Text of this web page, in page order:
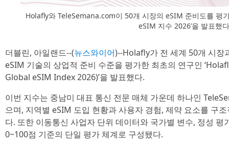
Holafly와 TeleSemana.com이 50개 시장의 eSIM 준비도를 평
eSIM 지수 2026’을 발표했
더블린, 아일랜드--(뉴스와이어)--Holafly가 전 세계 50개 시장
eSIM 기술의 상업적 준비 수준을 평가한 최초의 연구인
Global eSIM Index 2026)’을 발표했다.
이번 지수는 중남미 대표 통신 전문 매체 가운데 하나인
으며, 지역별 eSIM 도입 현황과 사용자 경험, 제약 요소를 구
다. 또한 이동통신 사업자 단위 데이터와 국가별 변수, 정성
0~100점 기준의 단일 평가 체계로 구성됐다.